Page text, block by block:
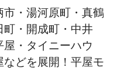
・湯河原町・真鶴
町・開成町・中井
・タイニーハウ
などを展開！平屋モ